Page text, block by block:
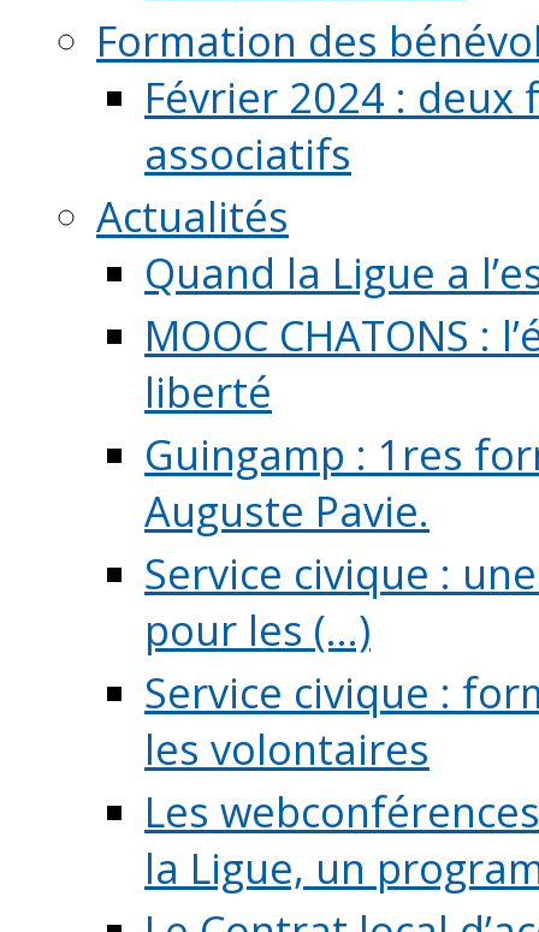
Formation des
Février 2024 :
associatifs
Actualités
Quand la Ligue a
MOOC CHATONS
liberté
Guingamp : 1res
Auguste Pavie.
Service civique :
pour les (...)
Service civique :
les volontaires
Les
la Ligue, un